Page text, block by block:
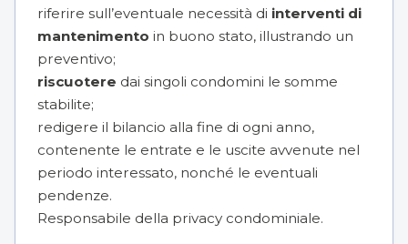
riferire sull’eventuale necessità di interventi di
mantenimento in buono stato, illustrando un
preventivo;
riscuotere dai singoli condomini le somme
stabilite;
redigere il bilancio alla fine di ogni anno,
contenente le entrate e le uscite avvenute nel
periodo interessato, nonché le eventuali
pendenze.
Responsabile della privacy condominiale.